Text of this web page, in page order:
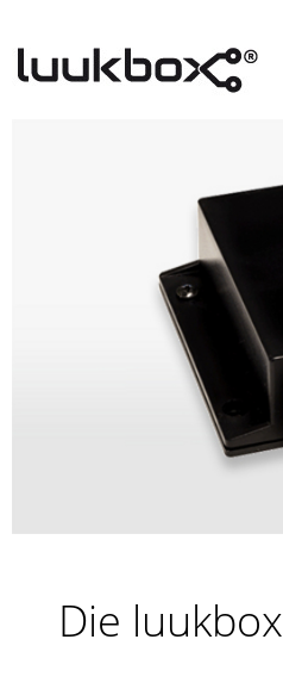
Die luukbox